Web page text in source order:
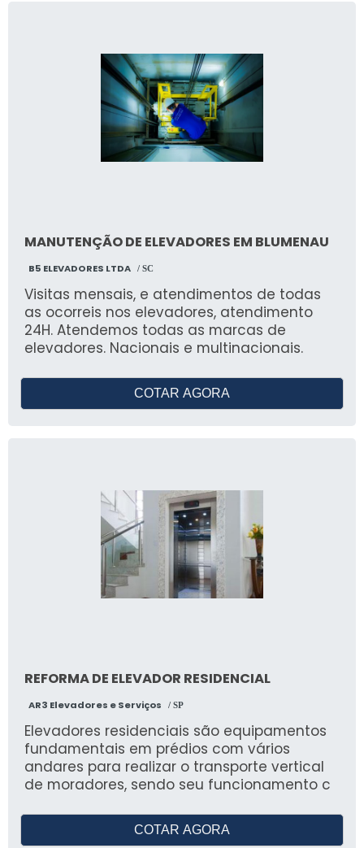
contra quedas. Projetos sob medida
conforme normas técnicas vigentes (NR12,
NBRs específicas).
MANUTENÇÃO DE ELEVADORES EM BLUMENAU
B5 ELEVADORES LTDA / SC
Visitas mensais, e atendimentos de todas
as ocorreis nos elevadores, atendimento
24H. Atendemos todas as marcas de
elevadores. Nacionais e multinacionais.
COTAR AGORA
REFORMA DE ELEVADOR RESIDENCIAL
AR3 Elevadores e Serviços / SP
Elevadores residenciais são equipamentos
fundamentais em prédios com vários
andares para realizar o transporte vertical
de moradores, sendo seu funcionamento c
COTAR AGORA